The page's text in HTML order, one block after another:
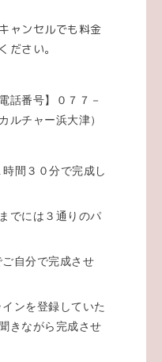
ャンセルでも料金
ださい。
話番号】
０７７－
ルチャー浜大津）
間３０分で完成し
でには３通りのパ
自分で完成させ
ンを登録していた
きながら完成させ